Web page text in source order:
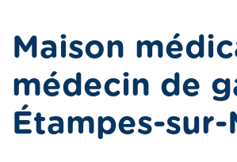
Maison
médecin de
Étampes-sur-